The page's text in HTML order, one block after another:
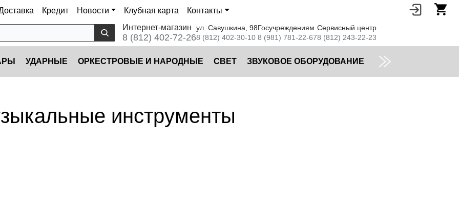
Кредит Новости Клубная карта
Контакты
Интернет-магазин
8 (812) 402-72-26
ул. Савушкина, 98
8 (812) 402-30-10
Госучреждениям
8 (981) 781-22-67
Сервисный центр
8 (812) 243-22-23
УДАРНЫЕ ОРКЕСТРОВЫЕ И НАРОДНЫЕ CВЕТ ЗВУКОВОЕ ОБОРУДОВАНИЕ
инструменты